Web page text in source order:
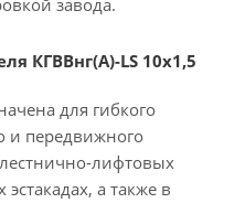
завода.
КГВВнг(А)-LS 10х1,5
для гибкого
и передвижного
лифтовых
а также в